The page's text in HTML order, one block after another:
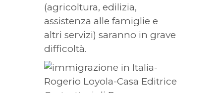
(agricoltura, edilizia,
assistenza alle famiglie e
altri servizi) saranno in grave
difficoltà.